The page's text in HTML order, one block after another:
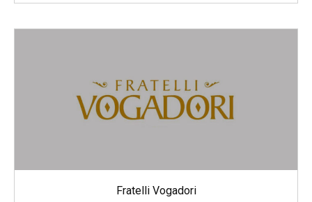
Fratelli Vogadori